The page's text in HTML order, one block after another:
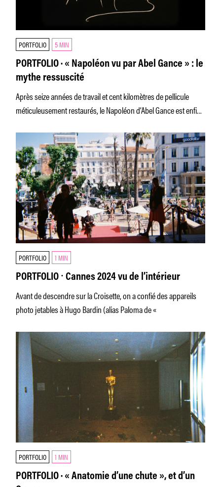
PORTFOLIO 5 MIN
PORTFOLIO · « Napoléon vu par Abel Gance » : le
mythe ressuscité
Après seize années de travail et cent kilomètres de pellicule
méticuleusement restaurés, le Napoléon d’Abel Gance est enfin
PORTFOLIO 1 MIN
PORTFOLIO ⸱ Cannes 2024 vu de l’intérieur
Avant de descendre sur la Croisette, on a confié des appareils
photo jetables à Hugo Bardin (alias Paloma de «
PORTFOLIO 1 MIN
PORTFOLIO · « Anatomie d’une chute », et d’un